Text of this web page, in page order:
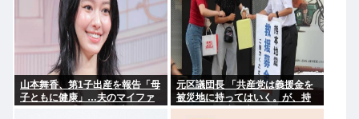
山本舞香、第1子出産を報告「母
子ともに健康」…夫のマイファ
元区議団長 「共産党は義援金を
被災地に持ってはいく。が、持
って行った先で党の活動のため